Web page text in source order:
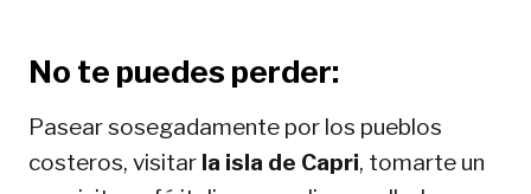
No te puedes perder:
Pasear sosegadamente por los pueblos
costeros, visitar la isla de Capri, tomarte un